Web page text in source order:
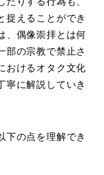
捉えることができ
、偶像崇拝とは何
部の宗教で禁止さ
おけるオタク文化
寧に解説していき
下の点を理解でき